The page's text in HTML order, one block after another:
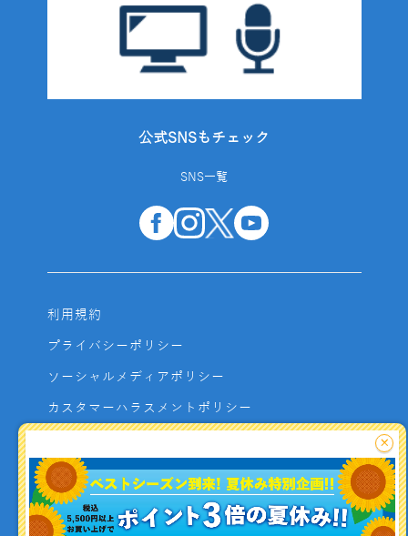
公式SNSもチェック
SNS一覧
利用規約
プライバシーポリシー
ソーシャルメディアポリシー
カスタマーハラスメントポリシー
よくあるご質問
お問い合わせ
利用者資金の保全方法
×